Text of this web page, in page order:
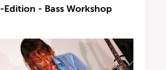
Edition - Bass Workshop